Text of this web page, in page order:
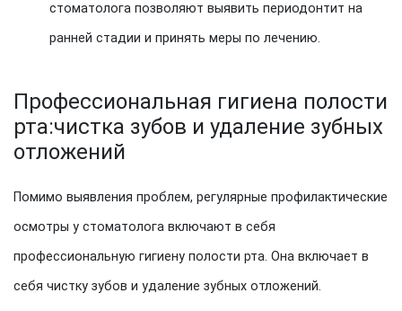
стоматолога позволяют выявить периодонтит на
ранней стадии и принять меры по лечению.
Профессиональная гигиена полости
рта:чистка зубов и удаление зубных
отложений
Помимо выявления проблем, регулярные профилактические
осмотры у стоматолога включают в себя
профессиональную гигиену полости рта. Она включает в
себя чистку зубов и удаление зубных отложений.